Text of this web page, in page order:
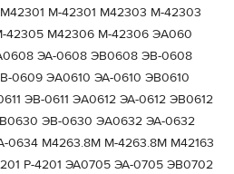
М-42301 M42303 М-42303
42305 M42306 М-42306 ЭA060
ЭА-0608 ЭB0608 ЭВ-0608
0609 ЭA0610 ЭА-0610 ЭB0610
ЭВ-0611 ЭA0612 ЭА-0612 ЭB0612
ЭВ-0630 ЭA0632 ЭА-0632
0634 М4263.8М М-4263.8М М42163
Р-4201 ЭА0705 ЭА-0705 ЭB0702